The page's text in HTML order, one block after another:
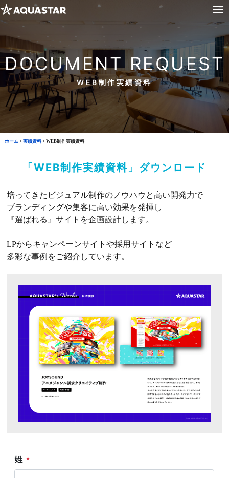
DOCUMENT REQUEST
WEB制作実績資料
ホーム> 実績資料> WEB制作実績資料
「WEB制作実績資料」ダウンロード
培ってきたビジュアル制作のノウハウと高い開発力で
ブランディングや集客に高い効果を発揮し
『選ばれる』サイトを企画設計します。
LPからキャンペーンサイトや採用サイトなど
多彩な事例をご紹介しています。